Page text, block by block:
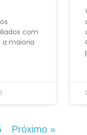
com
maioria
Próximo »